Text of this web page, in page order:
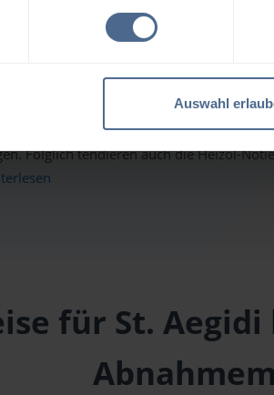
Auswahl
auf dem Weg nach oben - Heizölpreise
haben gestern weiter
Folglich tendieren auch die Heizöl-
für St.